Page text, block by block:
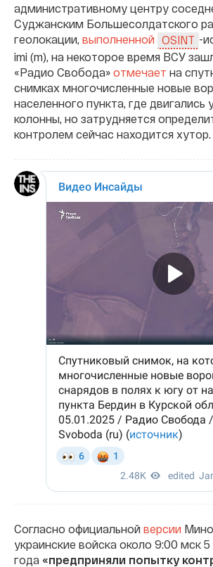
административному центру
Суджанским Большесолдатского
геолокации, выполненной OSINT -
imi (m), на некоторое время ВСУ
«Радио Свобода» отмечает на
снимках многочисленные новые
населенного пункта, где двигались
колонны, но затрудняется
контролем сейчас находится хутор.
Согласно официальной версии
украинские войска около 9:00 мск
года «предприняли попытку